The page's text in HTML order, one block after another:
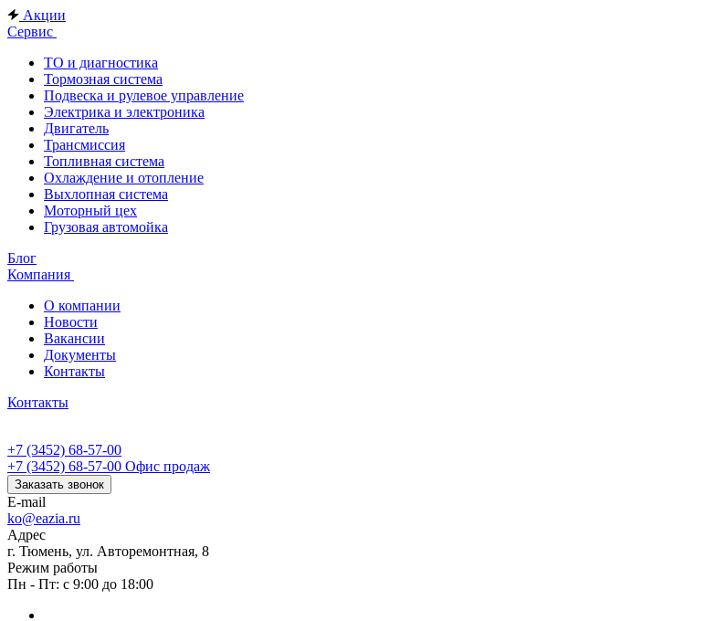
Акции
Сервис
ТО и диагностика
Тормозная система
Подвеска и рулевое управление
Электрика и электроника
Двигатель
Трансмиссия
Топливная система
Охлаждение и отопление
Выхлопная система
Моторный цех
Грузовая автомойка
Блог
Компания
О компании
Новости
Вакансии
Документы
Контакты
Контакты
+7 (3452) 68-57-00
+7 (3452) 68-57-00 Офис продаж
Заказать звонок
E-mail
ko@eazia.ru
Адрес
г. Тюмень, ул. Авторемонтная, 8
Режим работы
Пн - Пт: с 9:00 до 18:00